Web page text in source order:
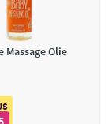
Massage Olie